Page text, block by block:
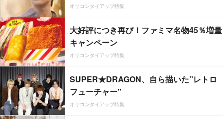
オリコンタイアップ特集
大好評につき再び！ファミマ名物45％増量
キャンペーン
オリコンタイアップ特集
SUPER★DRAGON、自ら描いた”レトロ
フューチャー”
オリコンタイアップ特集